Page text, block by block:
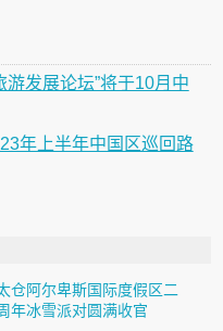
游发展论坛”将于10月中
年上半年中国区巡回路
仓阿尔卑斯国际度假区二
年冰雪派对圆满收官